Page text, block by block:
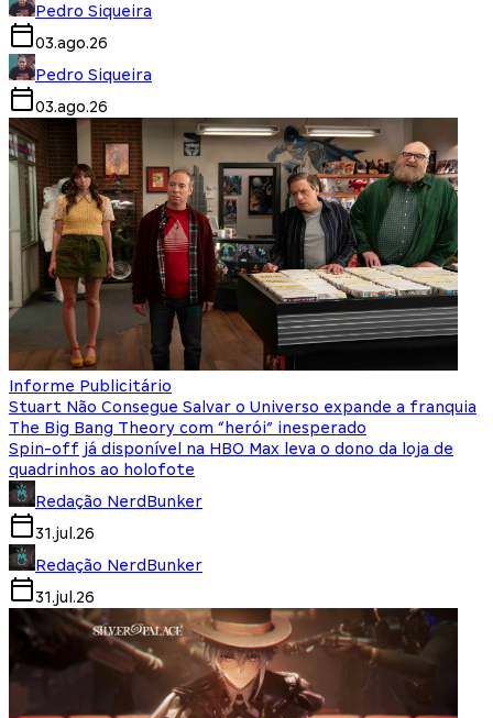
Pedro Siqueira
03.ago.26
Pedro Siqueira
03.ago.26
Informe Publicitário
Stuart Não Consegue Salvar o Universo expande a franquia
The Big Bang Theory com “herói” inesperado
Spin-off já disponível na HBO Max leva o dono da loja de
quadrinhos ao holofote
Redação NerdBunker
31.jul.26
Redação NerdBunker
31.jul.26